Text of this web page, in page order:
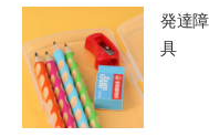
発達
具